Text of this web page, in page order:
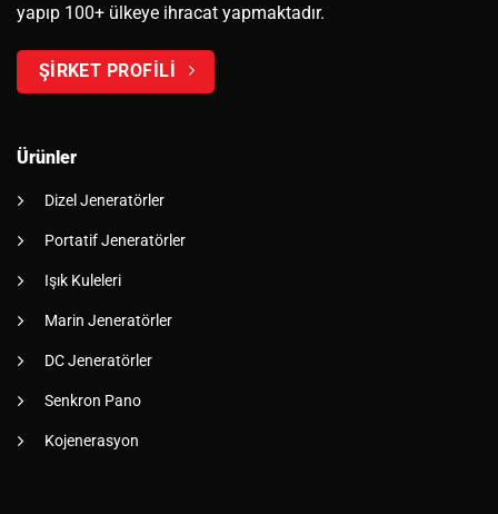
yapıp 100+ ülkeye ihracat yapmaktadır.
ŞİRKET PROFİLİ
Ürünler
Dizel Jeneratörler
Portatif Jeneratörler
Işık Kuleleri
Marin Jeneratörler
DC Jeneratörler
Senkron Pano
Kojenerasyon